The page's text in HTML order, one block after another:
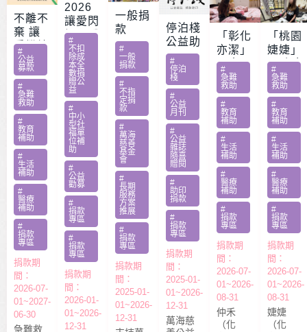
不離不
棄 讓
愛繼續
– 急難
家庭扶
助專案
#
公益
募款
#
急難
救助
#
教育
補助
#
生活
補助
#
醫療
補助
#
捐款
專區
捐款期
間：
2026-07-
01~2027-
06-30
急難救
2026
讓愛閃
耀 – 公
益服務
方案補
助專案
勸募活
動指定
捐款
#
不扣
除成
本全
數捐
贈公
益
#
中小
型社
福單
位補
助
#
公益
勸募
#
捐款
專區
#
捐款
專區
捐款期
間：
2026-01-
01~2026-
12-31
一般捐
款
#
一般
捐款
#
不指
定捐
款
#
萬海
慈善
基金
會
#
長期
服務
方案
推展
#
捐款
專區
捐款期
間：
2025-01-
01~2026-
12-31
停泊棧
公益助
印
#
停泊
棧
#
公益
月刊
#
公益
雜誌
隨喜
贈閱
#
助印
捐款
#
捐款
專區
捐款期
間：
2025-01-
01~2026-
12-31
萬海慈
「彰化
亦潔」
男童骨
肉癌截
肢化療
受暴單
親媽照
顧陷困
#
急難
救助
#
教育
補助
#
生活
補助
#
醫療
補助
#
捐款
專區
捐款期
間：
2026-07-
01~2026-
08-31
仲禾
（化
「桃園
婕婕」
20歲女
罹肺部
罕病
父兼多
份工愁
醫費
#
急難
救助
#
教育
補助
#
生活
補助
#
醫療
補助
#
捐款
專區
捐款期
間：
2026-07-
01~2026-
08-31
婕婕
（化